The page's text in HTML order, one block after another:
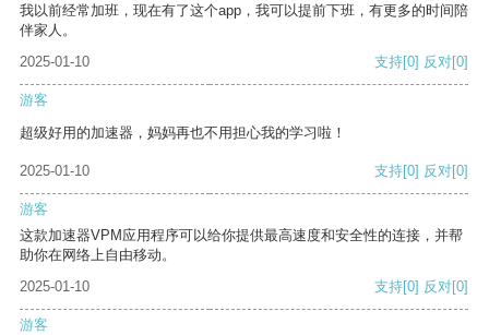
我以前经常加班，现在有了这个app，我可以提前下班，有更多的时间陪
伴家人。
2025-01-10
支持[0] 反对[0]
游客
超级好用的加速器，妈妈再也不用担心我的学习啦！
2025-01-10 支持[0] 反对[0]
游客
这款加速器VPM应用程序可以给你提供最高速度和安全性的连接，并帮
助你在网络上自由移动。
2025-01-10
支持[0] 反对[0]
游客